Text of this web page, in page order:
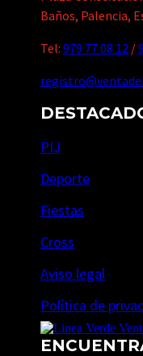
Baños, Palencia,
Tel: 979 77 08 12 /
PIJ
Deporte
Fiestas
Cross
Aviso legal
Política de